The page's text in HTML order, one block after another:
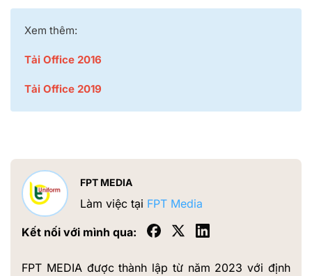
Xem thêm:
Tải Office 2016
Tải Office 2019
FPT MEDIA
Làm việc tại FPT Media
Kết nối với mình qua:
FPT MEDIA được thành lập từ năm 2023 với định